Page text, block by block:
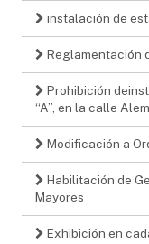
instalación de
Reglamentación
Prohibición
“A”, en la calle Alem
Modificación a
Habilitación de
Mayores
Exhibición en